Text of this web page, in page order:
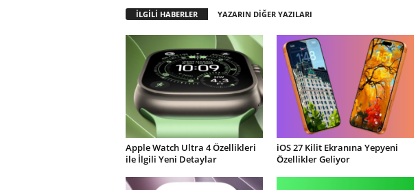
İLGİLİ HABERLER YAZARIN DİĞER YAZILARI
Apple Watch Ultra 4 Özellikleri
ile İlgili Yeni Detaylar
iOS 27 Kilit Ekranına Yepyeni
Özellikler Geliyor